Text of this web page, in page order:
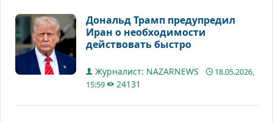
Дональд Трамп предупредил
Иран о необходимости
действовать быстро
Журналист: NAZARNEWS
18.05.2026,
15:59
24131